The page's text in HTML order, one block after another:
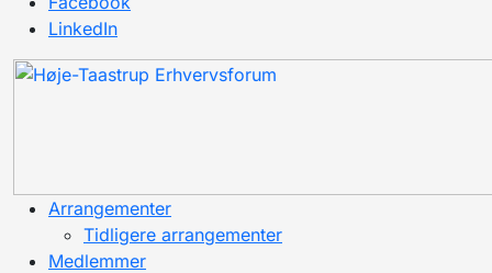
LinkedIn
Arrangementer
Tidligere arrangementer
Medlemmer